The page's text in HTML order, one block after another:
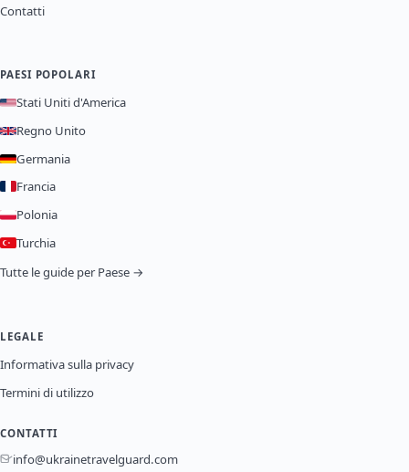
Contatti
PAESI POPOLARI
Stati Uniti d'America
Regno Unito
Germania
Francia
Polonia
Turchia
Tutte le guide per Paese →
LEGALE
Informativa sulla privacy
Termini di utilizzo
CONTATTI
info@ukrainetravelguard.com